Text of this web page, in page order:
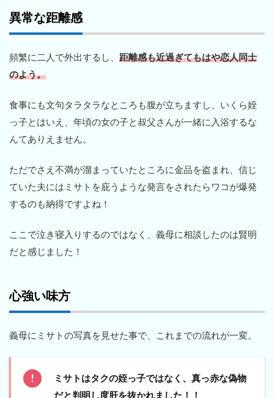
異常な距離感
頻繁に二人で外出するし、 距離感も近過ぎてもはや恋人同士
のよう。
食事にも文句タラタラなところも腹が立ちますし、いくら姪
っ子とはいえ、年頃の女の子と叔父さんが一緒に入浴するな
んてありえません。
ただでさえ不満が溜まっていたところに金品を盗まれ、信じ
ていた夫にはミサトを庇うような発言をされたらワコが爆発
するのも納得ですよね！
ここで泣き寝入りするのではなく、義母に相談したのは賢明
だと感じました！
心強い味方
義母にミサトの写真を見せた事で、これまでの流れが一変。
ミサトはタクの姪っ子ではなく、真っ赤な偽物
だと判明し度肝を抜かれました！！